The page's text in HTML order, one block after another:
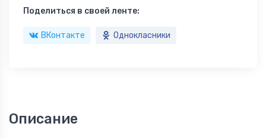
Поделиться в своей ленте:
ВКонтакте Однокласники
Описание